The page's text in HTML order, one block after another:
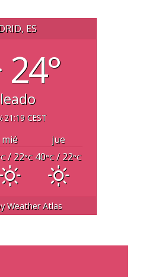
ES
24°
21:19 CEST
mié
jue
/ 22°C 40°C/ 22°C
Weather Atlas